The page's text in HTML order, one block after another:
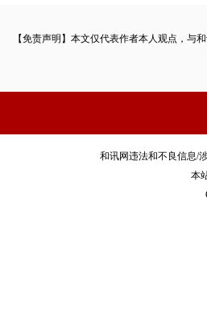
【免责声明】本文仅代表作者本人观点，与
和讯网违法和不良信息/
本